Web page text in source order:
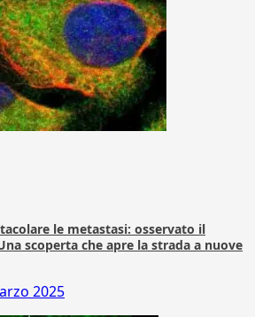
le metastasi: osservato il
scoperta che apre la strada a nuove
2025